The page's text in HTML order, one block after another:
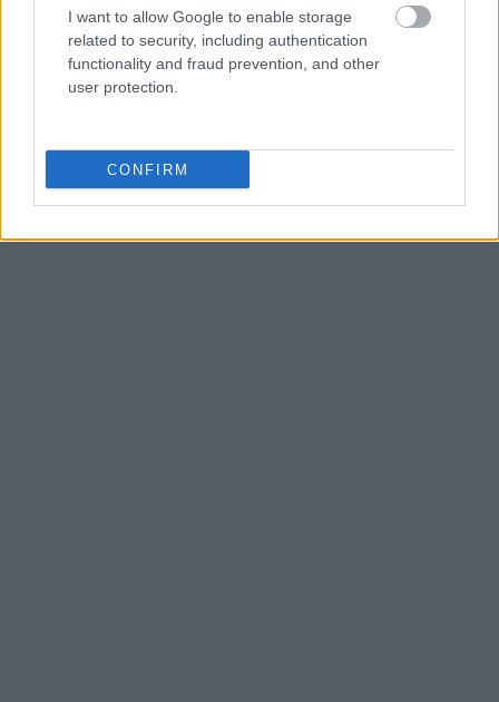
I want to allow Google to enable storage
related to security, including authentication
functionality and fraud prevention, and other
user protection.
CONFIRM
by zamknąć
ZOBACZ WSZYSTKIE WYNIKI
SUBSCRIBE
A customizable modal perfect for newsletters
[mc4wp_form id="496"]